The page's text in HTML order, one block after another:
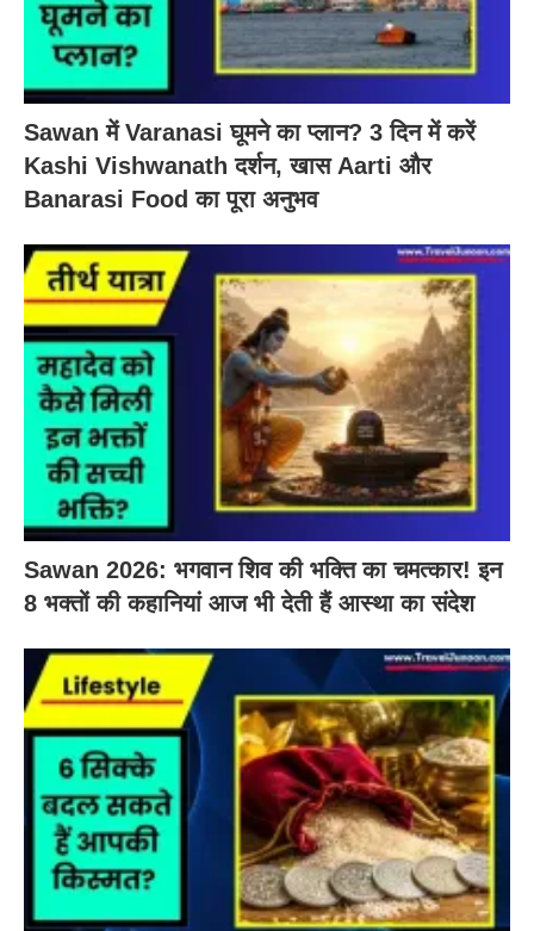
Sawan में Varanasi घूमने का प्लान? 3 दिन में करें
Kashi Vishwanath दर्शन, खास Aarti और
Banarasi Food का पूरा अनुभव
Sawan 2026: भगवान शिव की भक्ति का चमत्कार! इन
8 भक्तों की कहानियां आज भी देती हैं आस्था का संदेश